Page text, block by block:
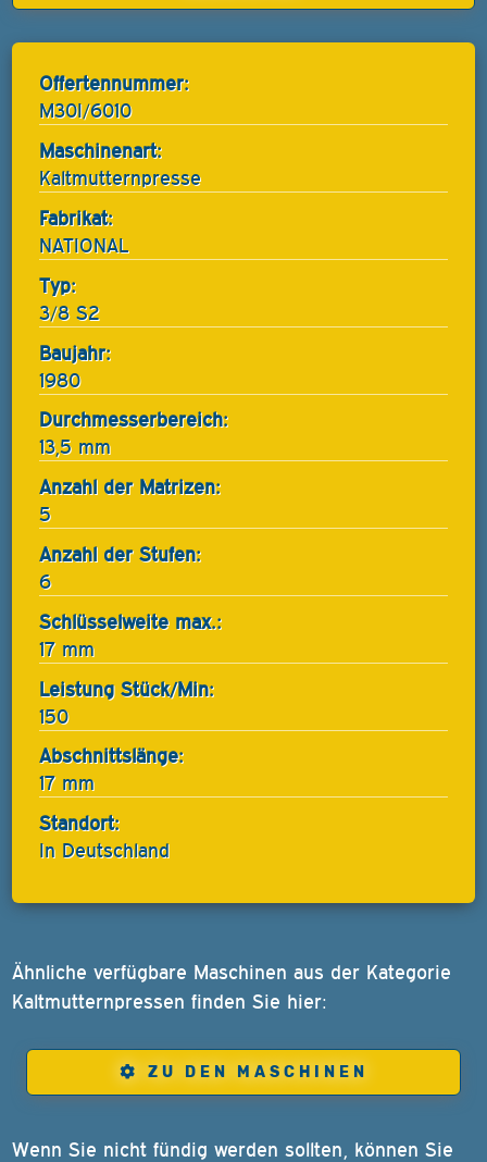
Offertennummer:
M30I/6010
Maschinenart:
Kaltmutternpresse
Fabrikat:
NATIONAL
Typ:
3/8 S2
Baujahr:
1980
Durchmesserbereich:
13,5 mm
Anzahl der Matrizen:
5
Anzahl der Stufen:
6
Schlüsselweite max.:
17 mm
Leistung Stück/Min:
150
Abschnittslänge:
17 mm
Standort:
In Deutschland
Ähnliche verfügbare Maschinen aus der Kategorie
Kaltmutternpressen finden Sie hier:
ZU DEN MASCHINEN
Wenn Sie nicht fündig werden sollten, können Sie